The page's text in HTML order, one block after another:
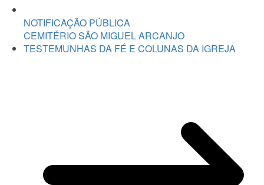
NOTIFICAÇÃO PÚBLICA
CEMITÉRIO SÃO MIGUEL ARCANJO
TESTEMUNHAS DA FÉ E COLUNAS DA IGREJA